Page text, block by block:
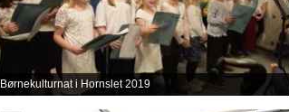
Børnekulturnat i Hornslet 2019